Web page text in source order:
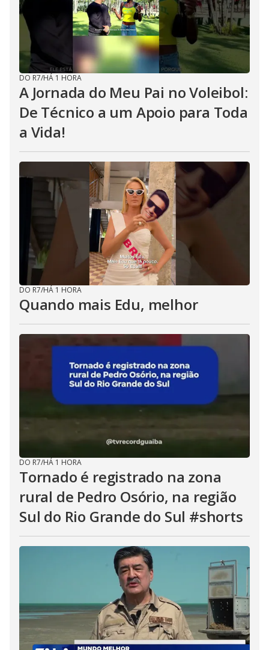
DO R7/HÁ 1 HORA
A Jornada do Meu Pai no Voleibol:
De Técnico a um Apoio para Toda
a Vida!
DO R7/HÁ 1 HORA
Quando mais Edu, melhor
DO R7/HÁ 1 HORA
Tornado é registrado na zona
rural de Pedro Osório, na região
Sul do Rio Grande do Sul #shorts